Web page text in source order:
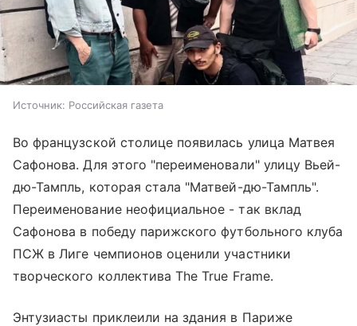
Источник: Российская газета
Во французской столице появилась улица Матвея
Сафонова. Для этого "переименовали" улицу Вьей-
дю-Тампль, которая стала "Матвей-дю-Тампль".
Переименование неофициальное - так вклад
Сафонова в победу парижского футбольного клуба
ПСЖ в Лиге чемпионов оценили участники
творческого коллектива The True Frame.
Энтузиасты приклеили на здания в Париже